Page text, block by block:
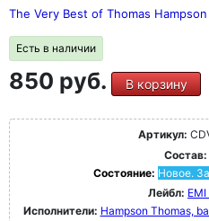
The Very Best of Thomas Hampson
Есть в наличии
850 руб. В корзину
Артикул:
Состав:
Состояние: Новое.
Лейбл:
Исполнители: Hampson Thomas,